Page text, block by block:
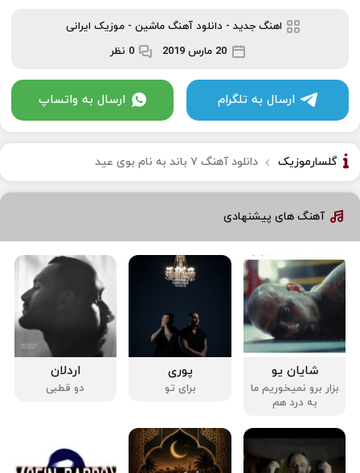
اهنگ جدید - دانلود آهنگ ماشین -موزیک ایرانی
20 مارس 2019
0 نظر
ارسال به تلگرام ارسال به واتساپ
گلسارموزیک دانلود آهنگ ۷ باند به نام بوی عید
آهنگ های پیشنهادی
شایان یو
بزار برو نمیخوریم ما
به درد هم
پوری
برای تو
اردلان
دو قطبی